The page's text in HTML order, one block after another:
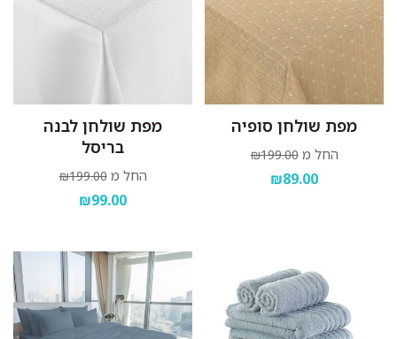
מפת שולחן סופיה
החל מ ₪199.00
₪89.00
מפת שולחן לבנה
בריסל
החל מ ₪199.00
₪99.00